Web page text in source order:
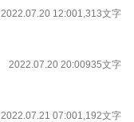
2022.07.20 12:001,313文字
2022.07.20 20:00935文字
2022.07.21 07:001,192文字